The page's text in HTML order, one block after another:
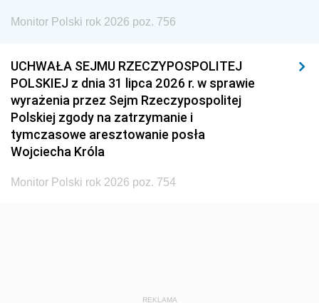
Monitor Polski rok 2026 poz. 756
UCHWAŁA SEJMU RZECZYPOSPOLITEJ
POLSKIEJ z dnia 31 lipca 2026 r. w sprawie
wyrażenia przez Sejm Rzeczypospolitej
Polskiej zgody na zatrzymanie i
tymczasowe aresztowanie posła
Wojciecha Króla
Monitor Polski rok 2026 poz. 754
REKLAMA